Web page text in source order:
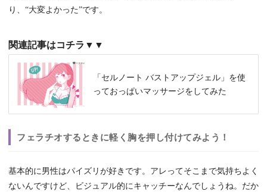
り、“大変よかった”です。
関連記事はコチラ▼▼
「セルノート バストアップジェル」を使
っておっぱいマッサージをしてみた
フェラチオするときに軽く胸を押し付けてみよう！
基本的に男性はパイズリが好きです。アレってそこまで気持ちよく
ないんですけど、ビジュアル的にキャッチーなんでしょうね。だか